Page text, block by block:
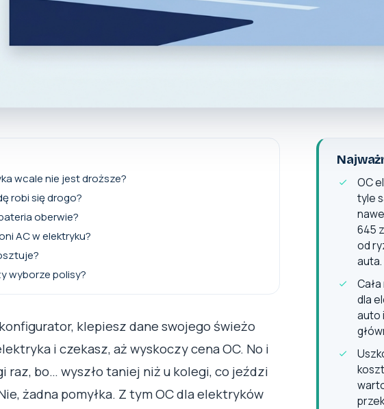
wcale nie jest droższe?
robi się drogo?
oberwie?
AC w elektryku?
wyborze polisy?
klepiesz dane swojego świeżo
i czekasz, aż wyskoczy cena OC. No i
raz, bo… wyszło taniej niż u kolegi, co jeździ
żadna pomyłka. Z tym OC dla elektryków
OC
tyle
645
od
auta.
dla
auto